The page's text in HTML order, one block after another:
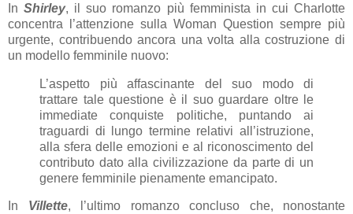
InShirley, il suo romanzo più femminista in cui Charlotte
concentra l’attenzione sulla Woman Question sempre più
urgente, contribuendo ancora una volta alla costruzione di
un modello femminile nuovo:
L’aspetto più affascinante del suo modo di
trattare tale questione è il suo guardare oltre le
immediate conquiste politiche, puntando ai
traguardi di lungo termine relativi all’istruzione,
alla sfera delle emozioni e al riconoscimento del
contributo dato alla civilizzazione da parte di un
genere femminile pienamente emancipato.
In Villette, l’ultimo romanzo concluso che, nonostante